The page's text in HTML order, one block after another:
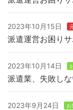
2023年10月15日
派遣運営お困りサ
2023年10月14日
派遣業、失敗し
2023年9月24日 お